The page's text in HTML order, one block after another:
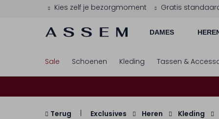
Kies zelf je bezorgmoment Gratis
DAMES
Sale Schoenen Kleding Tassen &
Terug Exclusives Heren Kleding